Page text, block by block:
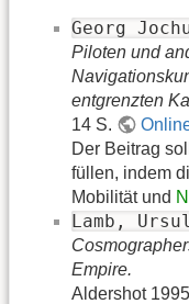
Georg
Piloten und
entgrenzten
14 S.
Der Beitrag
füllen, indem
Mobilität und
Lamb,
Empire.
Aldershot